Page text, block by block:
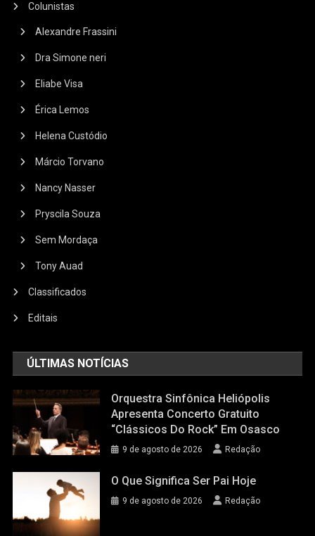
Colunistas
Alexandre Frassini
Dra Simone neri
Eliabe Visa
Érica Lemos
Helena Custódio
Márcio Torvano
Nancy Nasser
Pryscila Souza
Sem Mordaça
Tony Auad
Classificados
Editais
ÚLTIMAS NOTÍCIAS
Orquestra Sinfônica Heliópolis
Apresenta Concerto Gratuito
“Clássicos Do Rock” Em Osasco
9 de agosto de 2026 Redação
O Que Significa Ser Pai Hoje
9 de agosto de 2026 Redação